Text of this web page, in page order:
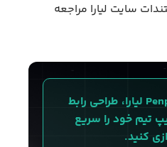
سایت لیارا مراجعه
با برنامه آماده Penpot لیارا، طراحی رابط
تیم خود را سریع